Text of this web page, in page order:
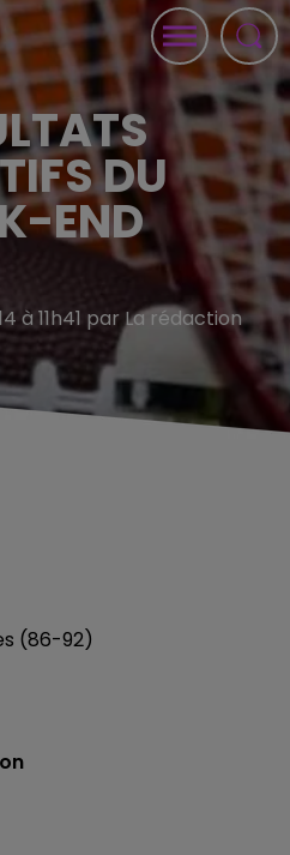
DU
END
à 11h41 par La rédaction
(86-92)